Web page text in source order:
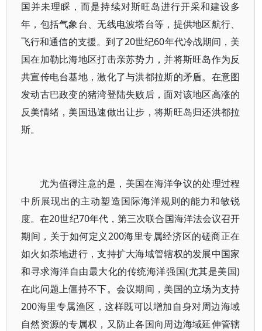
国并未理睬，而是持续对斯旺岛进行开采和建设多
年，包括气象台、无线电波塔台等，提供地区航行、
飞行和通信的支援。到了20世纪60年代冷战期间，美
国在加勒比海地区打击亲苏势力，并将斯旺岛作为反
共宣传电台基地，激化了与洪都拉斯的矛盾。在意图
发动古巴政变的猪湾登陆失败后，面对该地区高涨的
反美情绪，美国迅速做出让步，将斯旺岛归还洪都拉
斯。
尤为值得注意的是，美国在海洋争议的处理过程
中所展现出的主动塑造国际海洋规则的能力和敏锐
度。在20世纪70年代，第三次联合国海洋法会议召开
期间，关于如何定义200海里专属经济区的磋商正在
如火如荼地进行，支持扩大海域管辖权的发展中国家
和寻求海洋自由最大化的传统海洋强国(尤其是美国)
在此问题上僵持不下。会议期间，美国的立场为支持
200海里专属渔区，这样既可以增加自身对周边海域
自然资源的专属权，又防止各国向周边海域延伸管辖